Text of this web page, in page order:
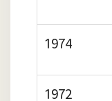
1974
1972